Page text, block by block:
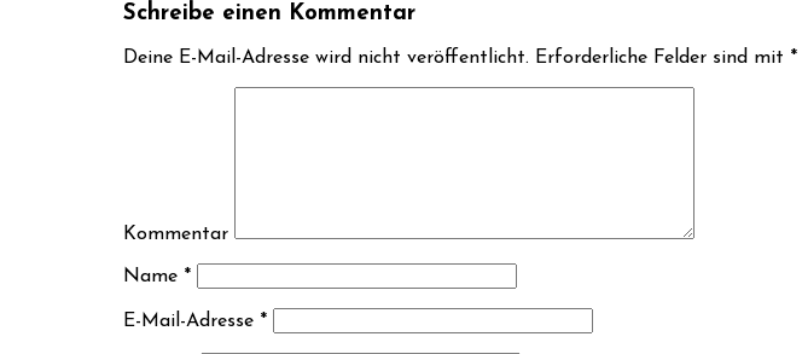
Schreibe einen Kommentar
Deine E-Mail-Adresse wird nicht veröffentlicht. Erforderliche Felder sind mit *
Kommentar
Name *
E-Mail-Adresse *